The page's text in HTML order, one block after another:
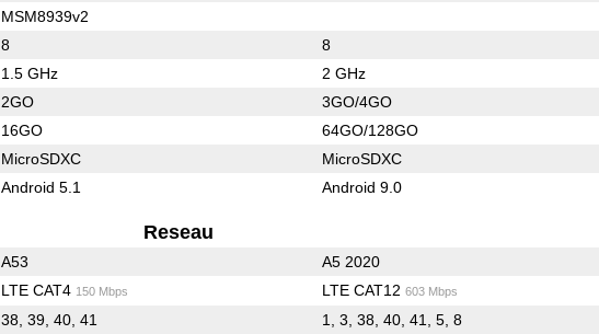
MSM8939v2
8 8
1.5 GHz 2 GHz
2GO 3GO/4GO
16GO 64GO/128GO
MicroSDXC MicroSDXC
Android 5.1 Android 9.0
Reseau
A53 A5 2020
LTE CAT4 150 Mbps LTE CAT12 603 Mbps
38, 39, 40, 41 1, 3, 38, 40, 41, 5, 8